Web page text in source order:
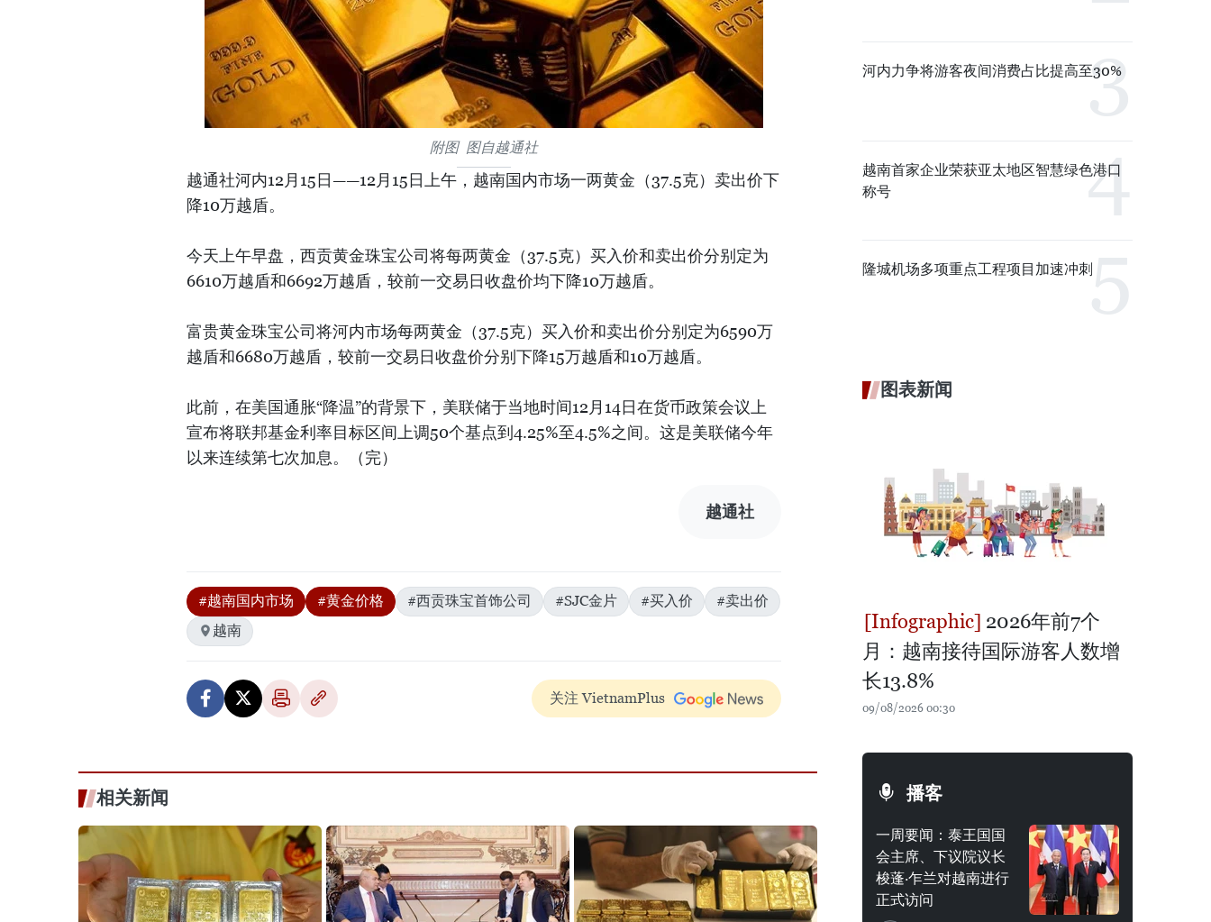
附图 图自越通社
越通社河内12月15日——12月15日上午，越南国内市场一两黄金（37.5克）卖出价下
降10万越盾。
今天上午早盘，西贡黄金珠宝公司将每两黄金（37.5克）买入价和卖出价分别定为
6610万越盾和6692万越盾，较前一交易日收盘价均下降10万越盾。
富贵黄金珠宝公司将河内市场每两黄金（37.5克）买入价和卖出价分别定为6590万
越盾和6680万越盾，较前一交易日收盘价分别下降15万越盾和10万越盾。
此前，在美国通胀“降温”的背景下，美联储于当地时间12月14日在货币政策会议上
宣布将联邦基金利率目标区间上调50个基点到4.25%至4.5%之间。这是美联储今年
以来连续第七次加息。（完）
越通社
#越南国内市场 #黄金价格 #西贡珠宝首饰公司 #SJC金片 #买入价
#卖出价
越南
关注 VietnamPlus
相关新闻
河内力争将游客夜间消费占比提高至30%
越南首家企业荣获亚太地区智慧绿色港口
称号
隆城机场多项重点工程项目加速冲刺
图表新闻
2026年前7个
月：越南接待国际游客人数增
长13.8%
09/08/2026 00:30
播客
一周要闻：泰王国国
会主席、下议院议长
梭蓬·乍兰对越南进行
正式访问